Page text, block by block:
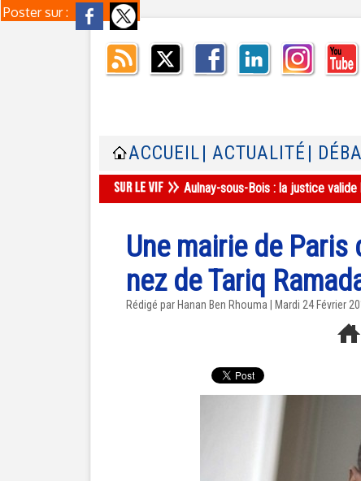
Poster sur :
ACCUEIL | ACTUALITÉ |
Aulnay-sous-Bois : la justice
Une mairie de Paris
nez de Tariq
Rédigé par Hanan Ben Rhouma | Mardi 24 Février